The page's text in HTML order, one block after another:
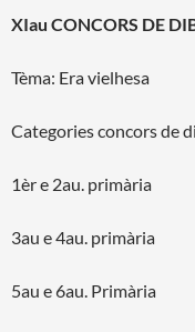
XIau CONCORS DE
Tèma: Era vielhesa
Categories concors de
1èr e 2au. primària
3au e 4au. primària
5au e 6au. Primària